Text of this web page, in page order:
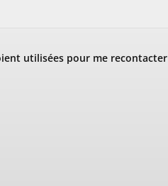
utilisées pour me